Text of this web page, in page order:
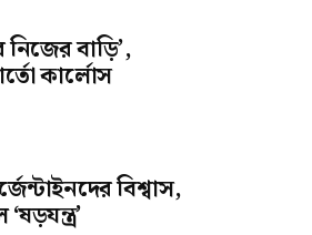
বাড়ি’,
কার্লোস
বিশ্বাস,